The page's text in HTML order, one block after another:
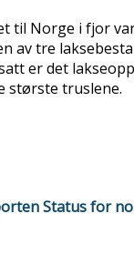
til Norge i fjor
av tre
er det
største truslene.
Status for